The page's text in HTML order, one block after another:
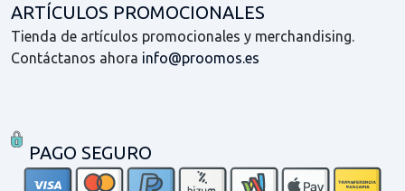
ARTÍCULOS PROMOCIONALES
Tienda de artículos promocionales y merchandising.
Contáctanos ahora info@proomos.es
PAGO SEGURO